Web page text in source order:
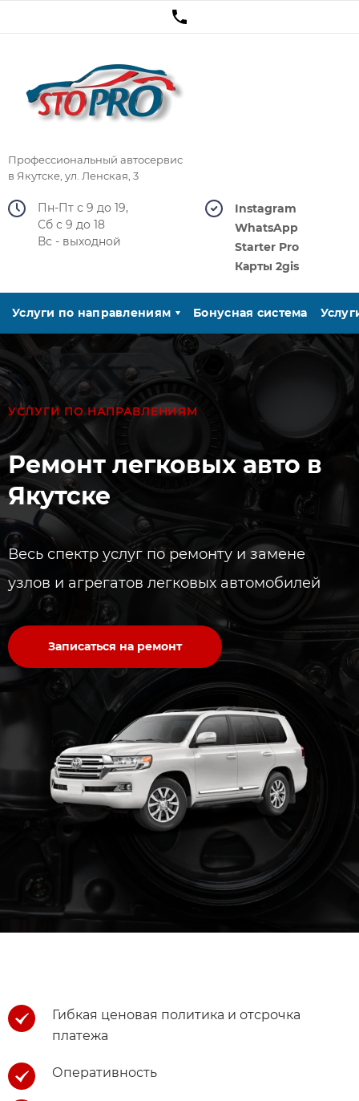
Профессиональный автосервис
в Якутске, ул. Ленская, 3
Пн-Пт с 9 до 19,
Сб с 9 до 18
Вс - выходной
Instagram
WhatsApp
Starter Pro
Карты 2gis
Услуги по направлениям Бонусная система
УСЛУГИ ПО НАПРАВЛЕНИЯМ
Ремонт легковых авто в
Якутске
Весь спектр услуг по ремонту и замене
узлов и агрегатов легковых автомобилей
Записаться на ремонт
Гибкая ценовая политика и отсрочка
платежа
Оперативность